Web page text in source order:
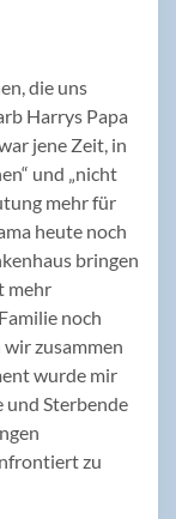
die uns
Harrys Papa
jene Zeit, in
und „nicht
mehr für
heute noch
bringen
mehr
noch
zusammen
wurde mir
und Sterbende
zu